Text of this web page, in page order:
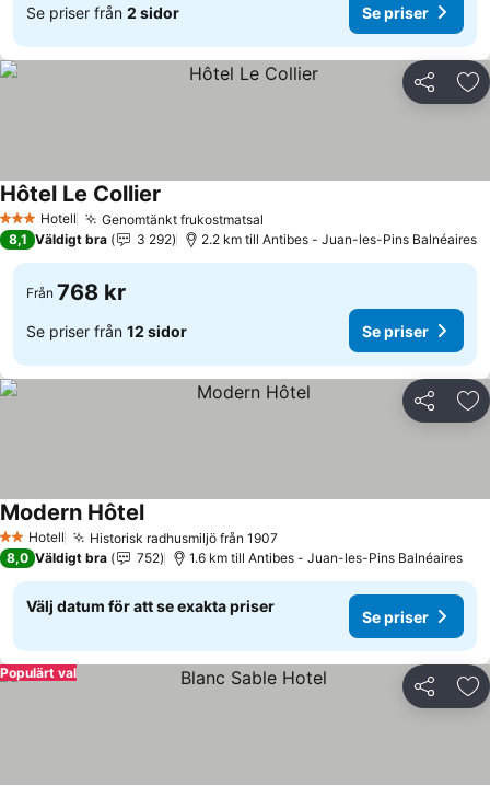
Se priser från 2 sidor Se priser
Dela
3 StjärnorHotell Genomtänkt frukostmatsal
Hôtel Le Collier
8,1 Väldigt bra 3 292 2.2 km till Antibes - Juan-les-Pins Balnéaires
Från 768 kr
Se priser från 12 sidor Se priser
Dela
2 Stjärnor
Hotell Historisk radhusmiljö från 1907Se priser
Modern HôtelSe priser
8,0 Väldigt bra 752 1.6 km till Antibes - Juan-les-Pins Balnéaires
Välj datum för att se exakta priser
Se priser
Dela
Populärt val